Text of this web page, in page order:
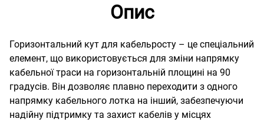
Опис
Горизонтальний кут для кабельросту – це спеціальний
елемент, що використовується для зміни напрямку
кабельної траси на горизонтальній площині на 90
градусів. Він дозволяє плавно переходити з одного
напрямку кабельного лотка на інший, забезпечуючи
надійну підтримку та захист кабелів у місцях